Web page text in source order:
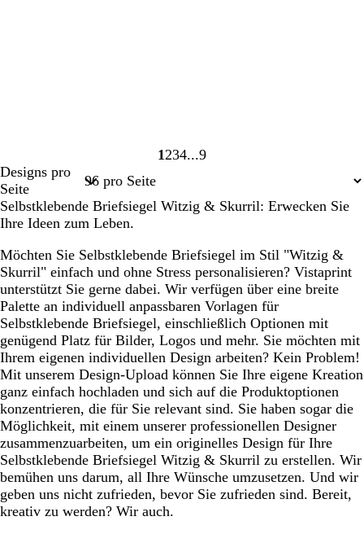
Seite
1 Seite
2 Seite
3Seite
4
Seite
9
Designs pro
Seite
Selbstklebende Briefsiegel Witzig & Skurril: Erwecken Sie
Ihre Ideen zum Leben.
Möchten Sie Selbstklebende Briefsiegel im Stil "Witzig &
Skurril" einfach und ohne Stress personalisieren? Vistaprint
unterstützt Sie gerne dabei. Wir verfügen über eine breite
Palette an individuell anpassbaren Vorlagen für
Selbstklebende Briefsiegel, einschließlich Optionen mit
genügend Platz für Bilder, Logos und mehr. Sie möchten mit
Ihrem eigenen individuellen Design arbeiten? Kein Problem!
Mit unserem Design-Upload können Sie Ihre eigene Kreation
ganz einfach hochladen und sich auf die Produktoptionen
konzentrieren, die für Sie relevant sind. Sie haben sogar die
Möglichkeit, mit einem unserer professionellen Designer
zusammenzuarbeiten, um ein originelles Design für Ihre
Selbstklebende Briefsiegel Witzig & Skurril zu erstellen. Wir
bemühen uns darum, all Ihre Wünsche umzusetzen. Und wir
geben uns nicht zufrieden, bevor Sie zufrieden sind. Bereit,
kreativ zu werden? Wir auch.